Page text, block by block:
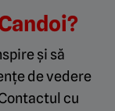
și să
de vedere
cu